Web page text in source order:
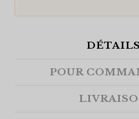
DÉTAILS
POUR